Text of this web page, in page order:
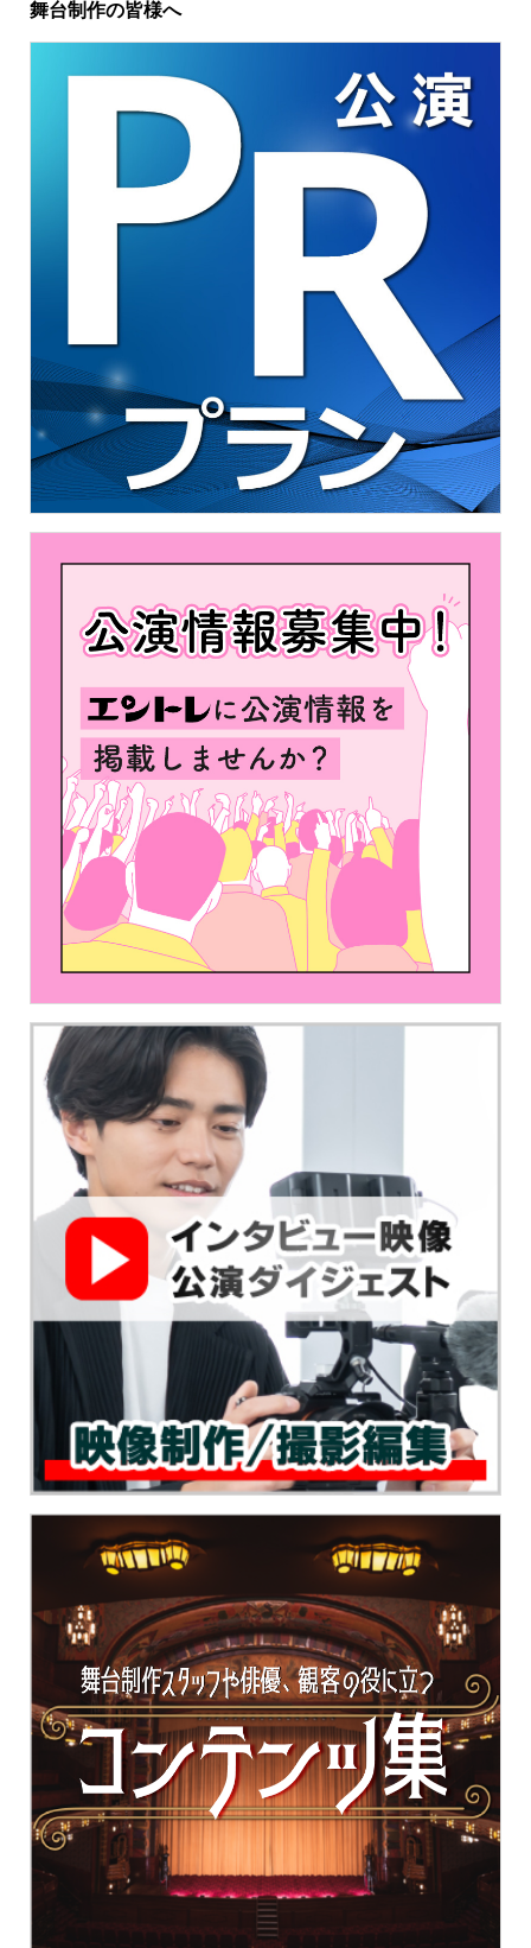
舞台制作の皆様へ